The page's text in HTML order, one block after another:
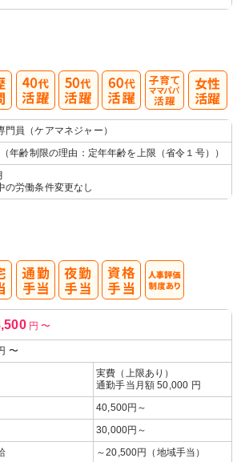
門員（ケアマネジャー）
年齢制限の理由：定年年齢を上限（省令１号））
の労働条件変更なし
円〜
〜
実費（上限あり）
通勤手当月額 50,000 円
40,500円～
30,000円～
～20,500円（地域手当）